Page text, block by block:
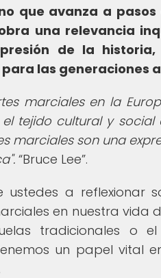
que avanza a
una relevancia
de la
las generaciones
marciales en la
tejido cultural y
marciales son una
Bruce Lee .
a reflexionar
en nuestra vida
tradicionales o
un papel vital